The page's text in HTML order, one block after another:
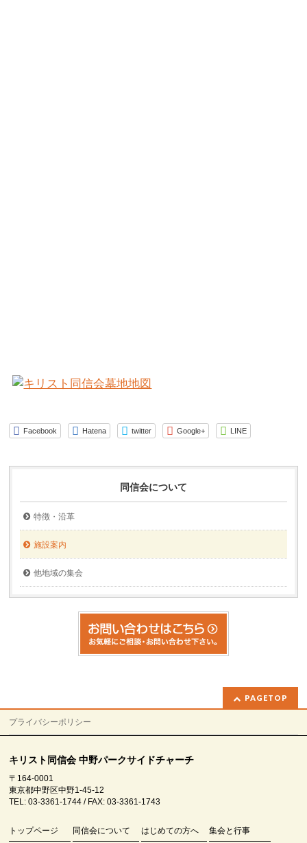
Facebook Hatena twitter Google+ LINE
同信会について
特徴・沿革
施設案内
他地域の集会
PAGETOP
プライバシーポリシー
キリスト同信会 中野パークサイドチャーチ
〒164-0001
東京都中野区中野1-45-12
TEL: 03-3361-1744 / FAX: 03-3361-1743
トップページ 同信会について はじめての方へ 集会と行事